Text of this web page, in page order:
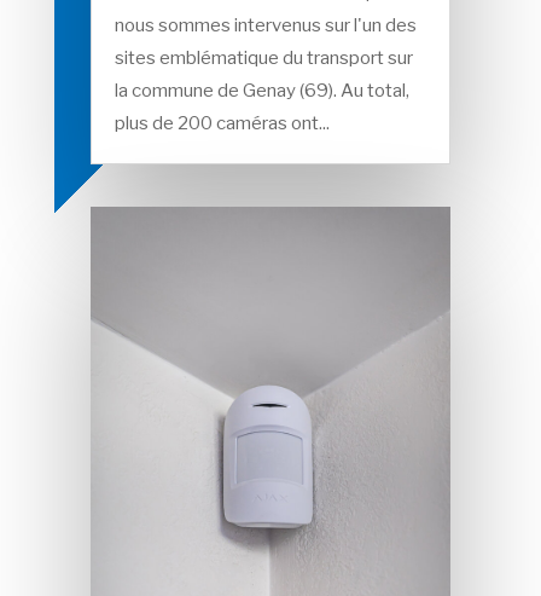
nous sommes intervenus sur l'un des
sites emblématique du transport sur
la commune de Genay (69). Au total,
plus de 200 caméras ont...